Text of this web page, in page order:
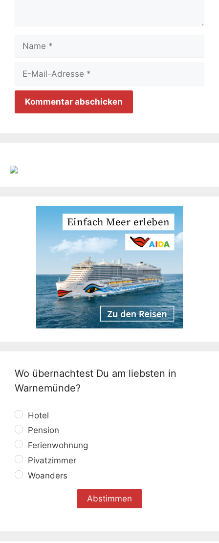
Mail-
Adresse
Wo übernachtest Du am liebsten in
Warnemünde?
Hotel
Pension
Ferienwohnung
Pivatzimmer
Woanders